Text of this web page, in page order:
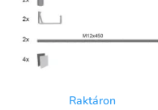
Raktáron